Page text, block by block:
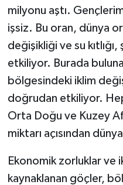
milyonu aştı.
işsiz. Bu oran, dünya
değişikliği ve su
etkiliyor. Burada
bölgesindeki iklim
doğrudan etkiliyor.
Orta Doğu ve Kuzey
miktarı açısından
Ekonomik zorluklar ve
kaynaklanan göçler,